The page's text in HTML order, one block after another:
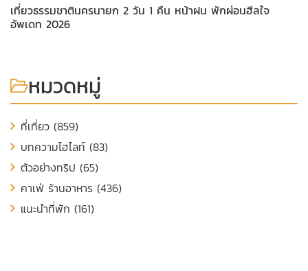
เที่ยวธรรมชาตินครนายก 2 วัน 1 คืน หน้าฝน พักผ่อนฮีลใจ
อัพเดท 2026
หมวดหมู่
ที่เที่ยว (859)
บทความไฮไลท์ (83)
ตัวอย่างทริป (65)
คาเฟ่ ร้านอาหาร (436)
แนะนำที่พัก (161)